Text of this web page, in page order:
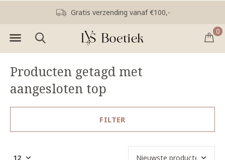
0
Gratis verzending vanaf €100,-
Producten getagd met
aangesloten top
FILTER